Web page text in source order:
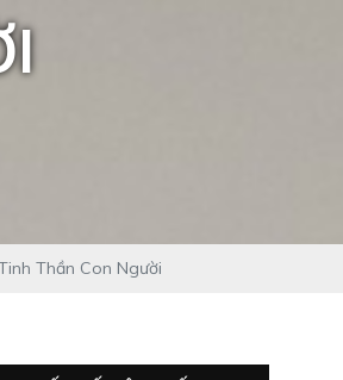
Thần Con Người
BRILLIANT:
GIAN SỐNG LÝ